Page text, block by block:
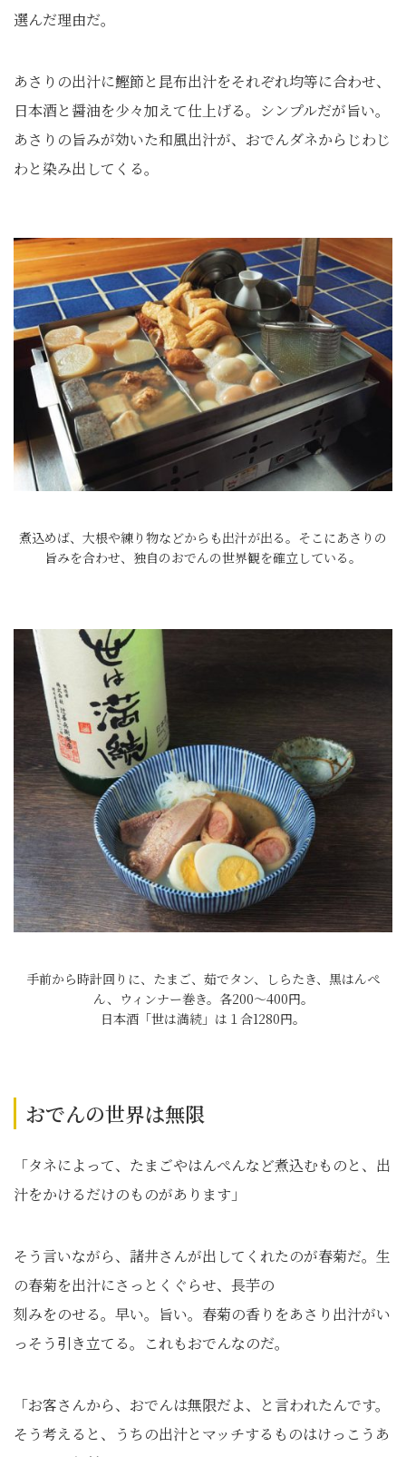
選んだ理由だ。
あさりの出汁に鰹節と昆布出汁をそれぞれ均等に合わせ、
日本酒と醤油を少々加えて仕上げる。シンプルだが旨い。
あさりの旨みが効いた和風出汁が、おでんダネからじわじ
わと染み出してくる。
煮込めば、大根や練り物などからも出汁が出る。そこにあさりの
旨みを合わせ、独自のおでんの世界観を確立している。
手前から時計回りに、たまご、茹でタン、しらたき、黒はんぺ
ん、ウィンナー巻き。各200〜400円。
日本酒「世は満続」は１合1280円。
おでんの世界は無限
「タネによって、たまごやはんぺんなど煮込むものと、出
汁をかけるだけのものがあります」
そう言いながら、諸井さんが出してくれたのが春菊だ。生
の春菊を出汁にさっとくぐらせ、長芋の
刻みをのせる。早い。旨い。春菊の香りをあさり出汁がい
っそう引き立てる。これもおでんなのだ。
「お客さんから、おでんは無限だよ、と言われたんです。
そう考えると、うちの出汁とマッチするものはけっこうあ